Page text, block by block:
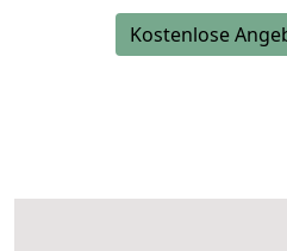
Kostenlose